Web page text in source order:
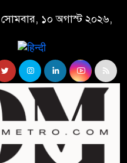
১০ অগাস্ট ২০২৬,